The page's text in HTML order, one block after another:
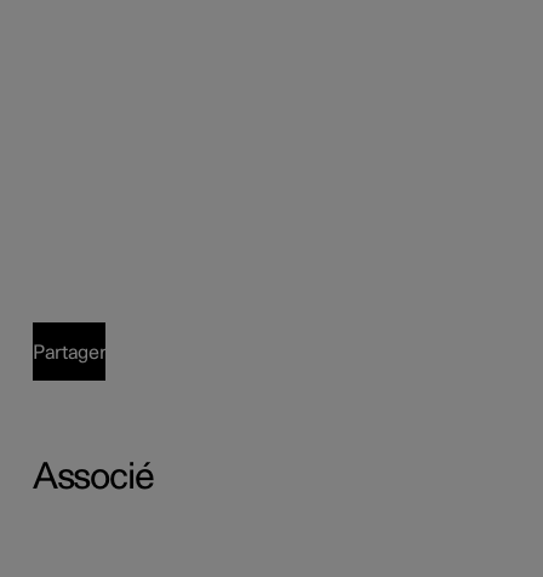
Partager
Associé